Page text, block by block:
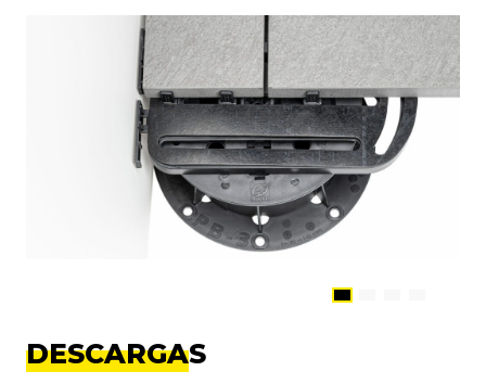
DESCARGAS